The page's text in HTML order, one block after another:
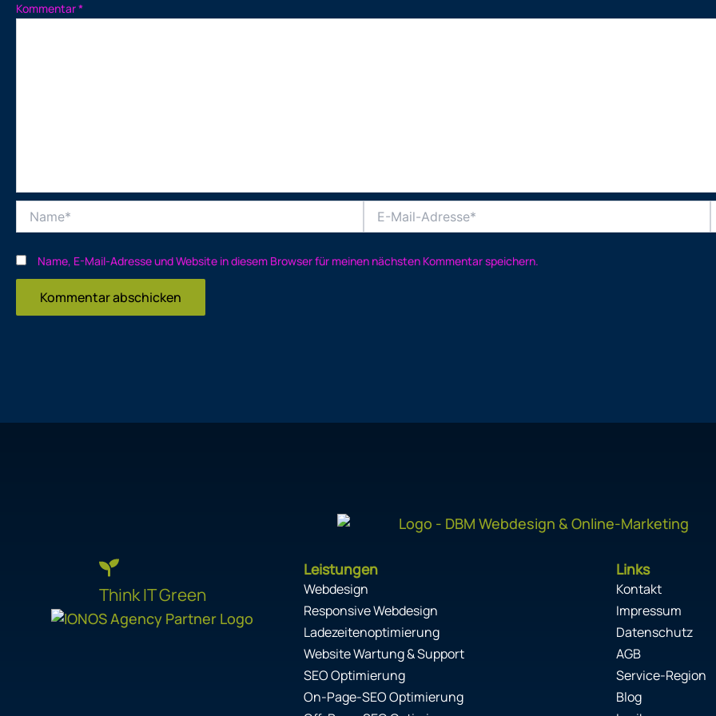
Kommentar*
Mail-
Name, E-Mail-Adresse und Website in diesem Browser für meinen nächsten Kommentar speichern.
Think IT Green
Leistungen
Webdesign
Responsive Webdesign
Ladezeitenoptimierung
Website Wartung & Support
SEO Optimierung
On-Page-SEO Optimierung
Links
Kontakt
Impressum
Datenschutz
AGB
Service-Region
Blog